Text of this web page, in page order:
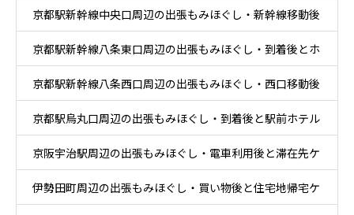
滞在ケア
京都駅新幹線中央口周辺の出張もみほぐし・新幹線移動後
と乗換ケア
京都駅新幹線八条東口周辺の出張もみほぐし・到着後とホ
テル休息ケア
京都駅新幹線八条西口周辺の出張もみほぐし・西口移動後
とホテル休息ケア
京都駅烏丸口周辺の出張もみほぐし・到着後と駅前ホテル
ケア
京阪宇治駅周辺の出張もみほぐし・電車利用後と滞在先ケ
ア
伊勢田町周辺の出張もみほぐし・買い物後と住宅地帰宅ケ